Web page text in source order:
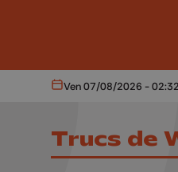
Aujourd'hui
Ven 07/08/2026 - 02:32
Trucs de